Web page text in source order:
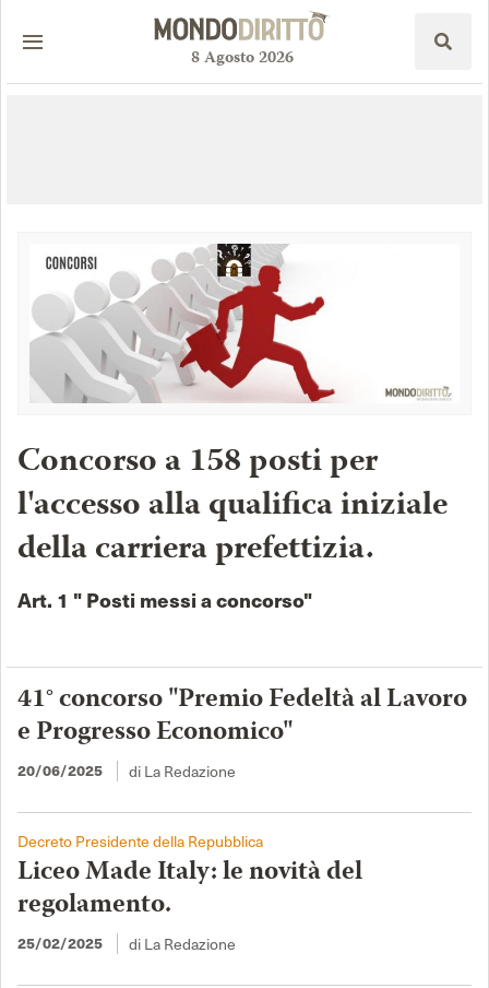
8Agosto2026
Concorso a 158 posti per
l'accesso alla qualifica iniziale
della carriera prefettizia.
Art. 1 " Posti messi a concorso"
41° concorso "Premio Fedeltà al Lavoro
e Progresso Economico"
20/06/2025 di La Redazione
Decreto Presidente della Repubblica
Liceo Made Italy: le novità del
regolamento.
25/02/2025 di La Redazione